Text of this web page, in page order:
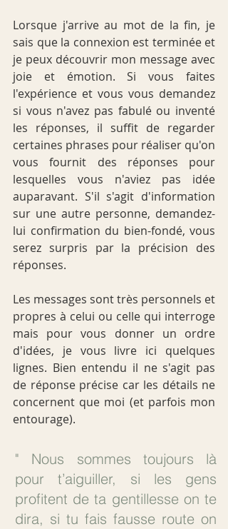
Lorsque j'arrive au mot de la fin, je
sais que la connexion est terminée et
je peux découvrir mon message avec
joie et émotion. Si vous faites
l'expérience et vous vous demandez
si vous n'avez pas fabulé ou inventé
les réponses, il suffit de regarder
certaines phrases pour réaliser qu'on
vous fournit des réponses pour
lesquelles vous n'aviez pas idée
auparavant. S'il s'agit d'information
sur une autre personne, demandez-
lui confirmation du bien-fondé, vous
serez surpris par la précision des
réponses.
Les messages sont très personnels et
propres à celui ou celle qui interroge
mais pour vous donner un ordre
d'idées, je vous livre ici quelques
lignes. Bien entendu il ne s'agit pas
de réponse précise car les détails ne
concernent que moi (et parfois mon
entourage).
" Nous sommes toujours là
pour t’aiguiller, si les gens
profitent de ta gentillesse on te
dira, si tu fais fausse route on